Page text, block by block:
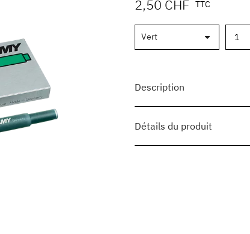
2,50 CHF TTC
Description
Détails du produit